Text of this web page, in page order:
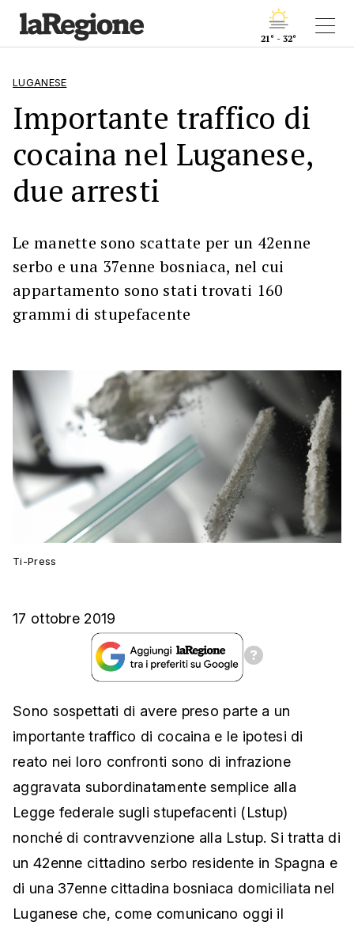
21° - 32°
LUGANESE
Importante traffico di
cocaina nel Luganese,
due arresti
Le manette sono scattate per un 42enne
serbo e una 37enne bosniaca, nel cui
appartamento sono stati trovati 160
grammi di stupefacente
Ti-Press
17 ottobre 2019
Sono sospettati di avere preso parte a un
importante traffico di cocaina e le ipotesi di
reato nei loro confronti sono di infrazione
aggravata subordinatamente semplice alla
Legge federale sugli stupefacenti (Lstup)
nonché di contravvenzione alla Lstup. Si tratta di
un 42enne cittadino serbo residente in Spagna e
di una 37enne cittadina bosniaca domiciliata nel
Luganese che, come comunicano oggi il